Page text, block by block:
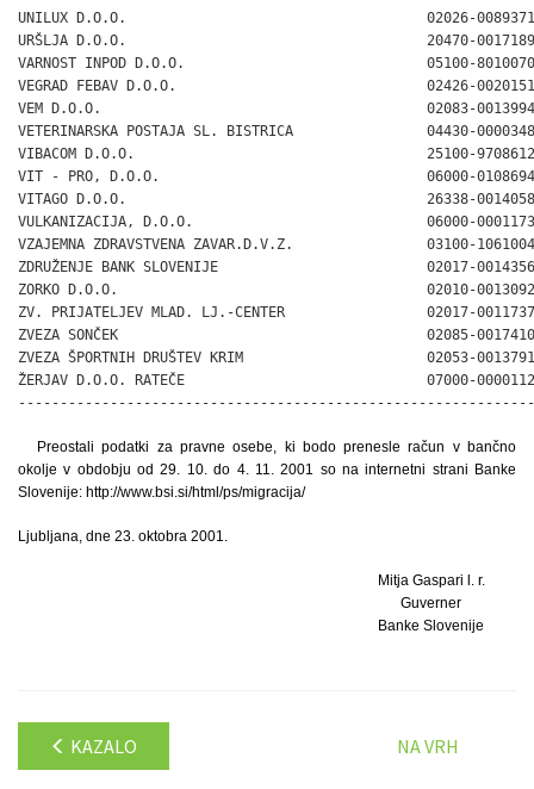
Preostali podatki za pravne osebe, ki bodo prenesle račun v bančno
okolje v obdobju od 29. 10. do 4. 11. 2001 so na internetni strani Banke
Slovenije: http://www.bsi.si/html/ps/migracija/
Ljubljana, dne 23. oktobra 2001.
Mitja Gaspari l. r.
Guverner
Banke Slovenije
KAZALO NA VRH